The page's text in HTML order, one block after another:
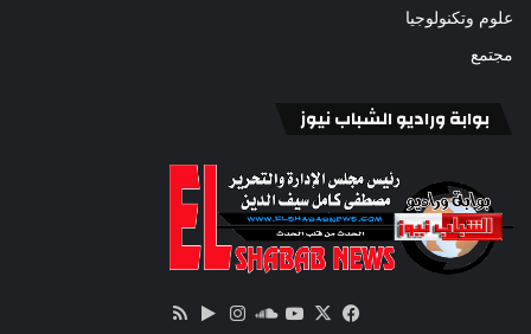
علوم وتكنولوجيا
مجتمع
بوابة وراديو الشباب نيوز
فيسبوك
‫X
‫YouTube
ساوندانستقرام‏Google